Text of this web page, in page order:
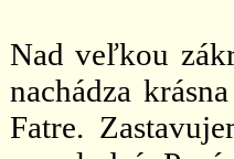
Nad veľkou
nachádza
Fatre.